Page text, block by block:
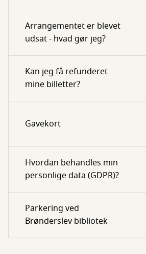
Arrangementet er blevet
udsat - hvad gør jeg?
Kan jeg få refunderet
mine billetter?
Gavekort
Hvordan behandles min
personlige data (GDPR)?
Parkering ved
Brønderslev bibliotek